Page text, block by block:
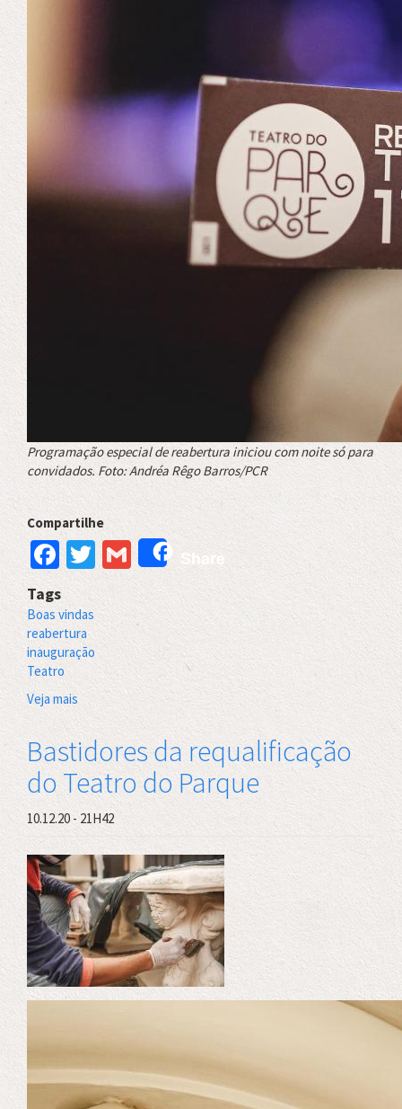
Programação especial de reabertura iniciou com noite só para
convidados. Foto: Andréa Rêgo Barros/PCR
Compartilhe
Facebook
TwitterGmailShare
Tags
Boas vindas
reabertura
inauguração
Teatro
Veja mais sobre
recebe
o
Teatro
do
Parque
modernizado
Bastidores da requalificação
do Teatro do Parque
10.12.20 - 21H42